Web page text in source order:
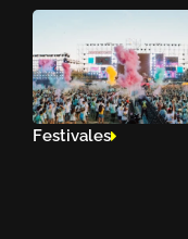
Festivales